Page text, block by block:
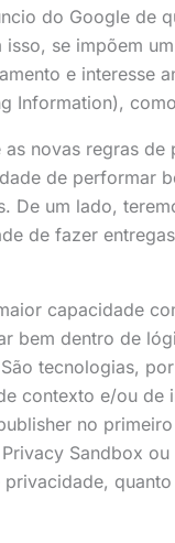
do Google de
se impõem
e interesse
Information),
novas regras
de performar
De um lado,
de fazer
capacidade
bem dentro de
tecnologias,
contexto e/ou de
no
Sandbox ou